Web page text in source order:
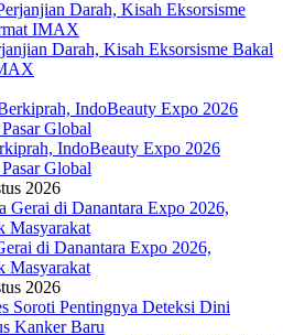
Darah, Kisah Eksorsisme Bakal
IndoBeauty Expo 2026
Global
2026
di Danantara Expo 2026,
Masyarakat
2026